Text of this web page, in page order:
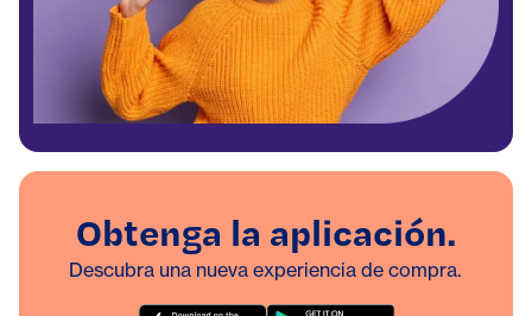
Obtenga la aplicación.
Descubra una nueva experiencia de compra.